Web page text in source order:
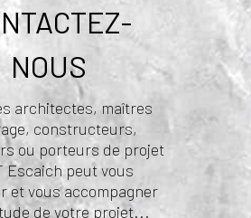
NOUS
architectes, maîtres
constructeurs,
ou porteurs de projet
Escaich peut vous
et vous accompagner
de votre projet...